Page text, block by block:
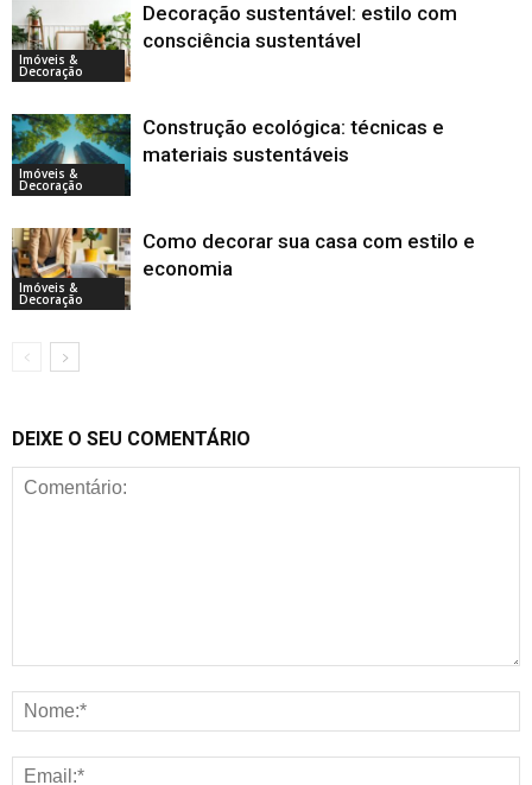
Imóveis &
Decoração
Decoração sustentável: estilo com
consciência sustentável
Imóveis &
Decoração
Construção ecológica: técnicas e
materiais sustentáveis
Imóveis &
Decoração
Como decorar sua casa com estilo e
economia
DEIXE O SEU COMENTÁRIO